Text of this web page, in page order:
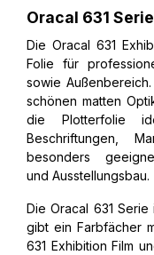
Oracal 631
Die Oracal 631
Folie für
sowie
schönen matten
die Plotterfolie
Beschriftungen,
besonders
und Ausstellungsbau.
Die Oracal 631
gibt ein Farbfächer
631 Exhibition Film